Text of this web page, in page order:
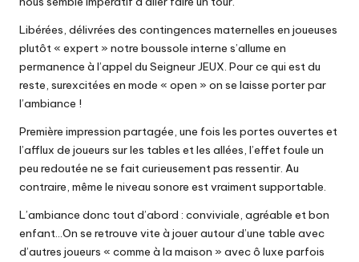
Libérées, délivrées des contingences maternelles en joueuses
plutôt « expert » notre boussole interne s’allume en
permanence à l’appel du Seigneur JEUX. Pour ce qui est du
reste, surexcitées en mode « open » on se laisse porter par
l’ambiance !
Première impression partagée, une fois les portes ouvertes et
l’afflux de joueurs sur les tables et les allées, l’effet foule un
peu redoutée ne se fait curieusement pas ressentir. Au
contraire, même le niveau sonore est vraiment supportable.
L’ambiance donc tout d’abord : conviviale, agréable et bon
enfant…On se retrouve vite à jouer autour d’une table avec
d’autres joueurs « comme à la maison » avec ô luxe parfois